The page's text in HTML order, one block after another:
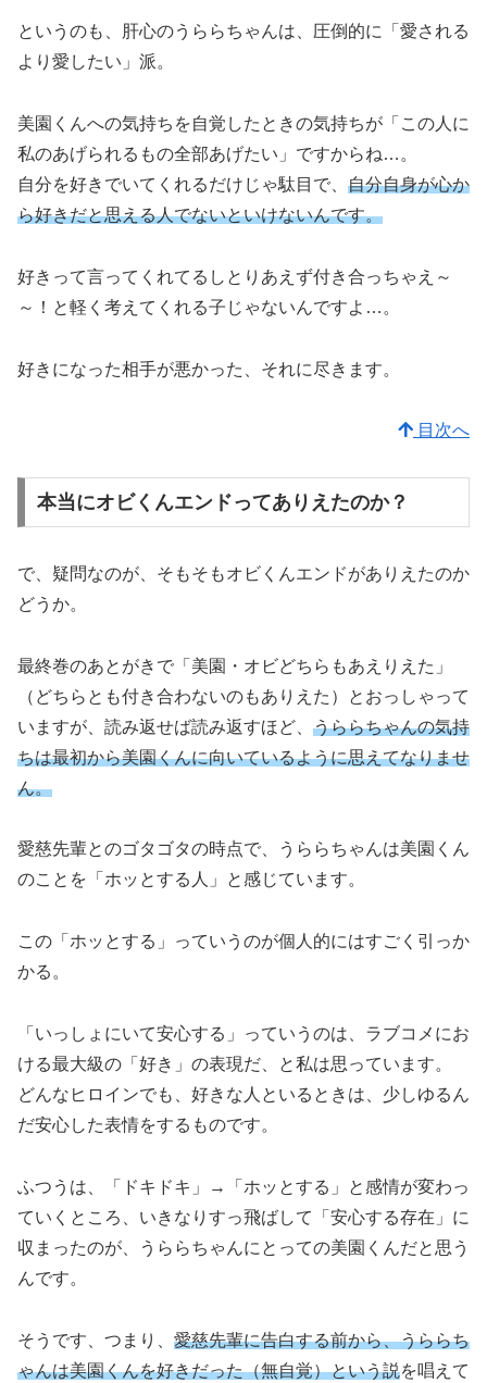
というのも、肝心のうららちゃんは、圧倒的に「愛される
より愛したい」派。
美園くんへの気持ちを自覚したときの気持ちが「この人に
私のあげられるもの全部あげたい」ですからね…。
自分を好きでいてくれるだけじゃ駄目で、 自分自身が心か
ら好きだと思える人でないといけないんです。
好きって言ってくれてるしとりあえず付き合っちゃえ～
～！と軽く考えてくれる子じゃないんですよ…。
好きになった相手が悪かった、それに尽きます。
目次へ
本当にオビくんエンドってありえたのか？
で、疑問なのが、そもそもオビくんエンドがありえたのか
どうか。
最終巻のあとがきで「美園・オビどちらもあえりえた」
（どちらとも付き合わないのもありえた）とおっしゃって
いますが、読み返せば読み返すほど、 うららちゃんの気持
ちは最初から美園くんに向いているように思えてなりませ
ん。
愛慈先輩とのゴタゴタの時点で、うららちゃんは美園くん
のことを「ホッとする人」と感じています。
この「ホッとする」っていうのが個人的にはすごく引っか
かる。
「いっしょにいて安心する」っていうのは、ラブコメにお
ける最大級の「好き」の表現だ、と私は思っています。
どんなヒロインでも、好きな人といるときは、少しゆるん
だ安心した表情をするものです。
ふつうは、「ドキドキ」→「ホッとする」と感情が変わっ
ていくところ、いきなりすっ飛ばして「安心する存在」に
収まったのが、うららちゃんにとっての美園くんだと思う
んです。
そうです、つまり、 愛慈先輩に告白する前から、うららち
ゃんは美園くんを好きだった（無自覚）という説を唱えて